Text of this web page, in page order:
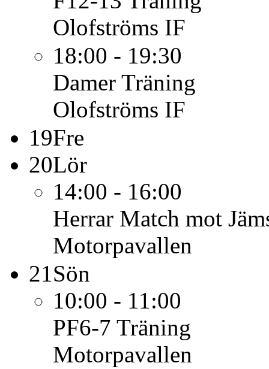
Olofströms IF
18:00 - 19:30
Damer Träning
Olofströms IF
19Fre
20Lör
14:00 - 16:00
Herrar Match mot
Motorpavallen
21Sön
10:00 - 11:00
PF6-7 Träning
Motorpavallen